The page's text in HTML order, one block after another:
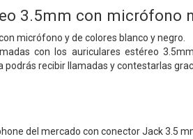
3.5mm con micrófono
micrófono y de colores blanco y negro.
con los auriculares estéreo
recibir llamadas y contestarlas
del mercado con conector Jack 3.5